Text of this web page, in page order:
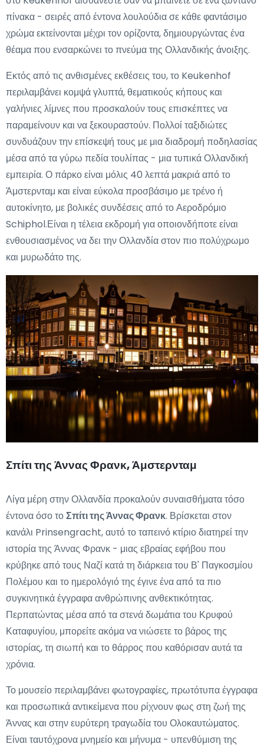
πίνακα - σειρές από έντονα λουλούδια σε κάθε φαντάσιμο
χρώμα εκτείνονται μέχρι τον ορίζοντα, δημιουργώντας ένα
θέαμα που ενσαρκώνει το πνεύμα της Ολλανδικής άνοιξης.
Εκτός από τις ανθισμένες εκθέσεις του, το Keukenhof
περιλαμβάνει κομψά γλυπτά, θεματικούς κήπους και
γαλήνιες λίμνες που προσκαλούν τους επισκέπτες να
παραμείνουν και να ξεκουραστούν. Πολλοί ταξιδιώτες
συνδυάζουν την επίσκεψή τους με μια διαδρομή ποδηλασίας
μέσα από τα γύρω πεδία τουλίπας - μια τυπικά Ολλανδική
εμπειρία. Ο πάρκο είναι μόλις 40 λεπτά μακριά από το
Άμστερνταμ και είναι εύκολα προσβάσιμο με τρένο ή
αυτοκίνητο, με βολικές συνδέσεις από το Αεροδρόμιο
Schiphol.Είναι η τέλεια εκδρομή για οποιονδήποτε είναι
ενθουσιασμένος να δει την Ολλανδία στον πιο πολύχρωμο
και μυρωδάτο της.
Σπίτι της Άννας Φρανκ, Άμστερνταμ
Λίγα μέρη στην Ολλανδία προκαλούν συναισθήματα τόσο
έντονα όσο τοΣπίτι της Άννας Φρανκ. Βρίσκεται στον
κανάλι Prinsengracht, αυτό το ταπεινό κτίριο διατηρεί την
ιστορία της Άννας Φρανκ - μιας εβραίας εφήβου που
κρύβηκε από τους Ναζί κατά τη διάρκεια του Β' Παγκοσμίου
Πολέμου και το ημερολόγιό της έγινε ένα από τα πιο
συγκινητικά έγγραφα ανθρώπινης ανθεκτικότητας.
Περπατώντας μέσα από τα στενά δωμάτια του Κρυφού
Καταφυγίου, μπορείτε ακόμα να νιώσετε το βάρος της
ιστορίας, τη σιωπή και το θάρρος που καθόρισαν αυτά τα
χρόνια.
Το μουσείο περιλαμβάνει φωτογραφίες, πρωτότυπα έγγραφα
και προσωπικά αντικείμενα που ρίχνουν φως στη ζωή της
Άννας και στην ευρύτερη τραγωδία του Ολοκαυτώματος.
Είναι ταυτόχρονα μνημείο και μήνυμα - υπενθύμιση της